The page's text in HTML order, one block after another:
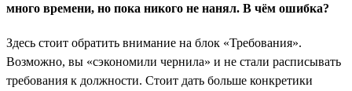
много времени, но пока никого не нанял. В чём ошибка?
Здесь стоит обратить внимание на блок «Требования».
Возможно, вы «сэкономили чернила» и не стали расписывать
требования к должности. Стоит дать больше конкретики